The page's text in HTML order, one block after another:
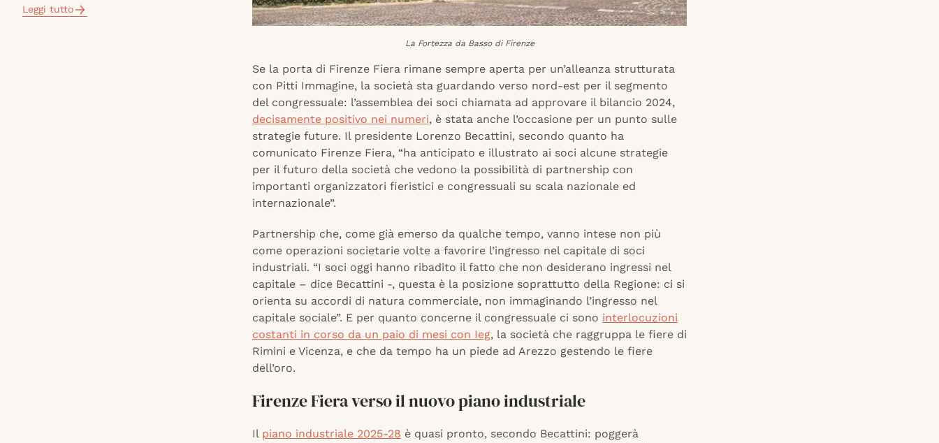
Leggi tutto
La Fortezza da Basso di Firenze
Se la porta di Firenze Fiera rimane sempre aperta per un’alleanza strutturata
con Pitti Immagine, la società sta guardando verso nord-est per il segmento
del congressuale: l’assemblea dei soci chiamata ad approvare il bilancio 2024,
decisamente positivo nei numeri, è stata anche l’occasione per un punto sulle
strategie future. Il presidente Lorenzo Becattini, secondo quanto ha
comunicato Firenze Fiera, “ha anticipato e illustrato ai soci alcune strategie
per il futuro della società che vedono la possibilità di partnership con
importanti organizzatori fieristici e congressuali su scala nazionale ed
internazionale”.
Partnership che, come già emerso da qualche tempo, vanno intese non più
come operazioni societarie volte a favorire l’ingresso nel capitale di soci
industriali. “I soci oggi hanno ribadito il fatto che non desiderano ingressi nel
capitale – dice Becattini -, questa è la posizione soprattutto della Regione: ci si
orienta su accordi di natura commerciale, non immaginando l’ingresso nel
capitale sociale”. E per quanto concerne il congressuale ci sono interlocuzioni
costanti in corso da un paio di mesi con Ieg, la società che raggruppa le fiere di
Rimini e Vicenza, e che da tempo ha un piede ad Arezzo gestendo le fiere
dell’oro.
Firenze Fiera verso il nuovo piano industriale
Il piano industriale 2025-28 è quasi pronto, secondo Becattini: poggerà